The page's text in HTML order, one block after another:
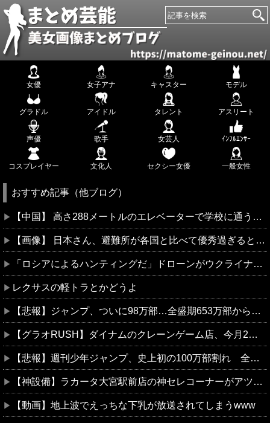
女優 女子アナ キャスター モデル
グラドル アイドル タレント アスリート
声優 歌手 女芸人 ｲﾝﾌﾙｴﾝｻｰ
コスプレイヤー 文化人 セクシー女優 一般女性
おすすめ記事（他ブログ）
【中国】 高さ288メートルのエレベーターで学校に通う雲南省の山地の子供たち 通学時間 3時間→30分に短縮
【画像】 日本さん、避難所が各国と比べて優秀過ぎると話題に
「ロシアによるハンティングだ」ドローンがウクライナの民間人を追い回して爆発…ゼレンスキー氏が非難！
レクサスの軽トラとかどうよ
【悲報】ジャンプ、ついに98万部…全盛期653万部からここまで落ちる
【グラオRUSH】ダイナムのクレーンゲーム店、今月2店舗目が富山県にグランドオープン決定
【悲報】週刊少年ジャンプ、史上初の100万部割れ 全盛期653万部から98万部に…紙の雑誌「100万部超え」が消滅
【神設備】ラカータ大宮駅前店の神セレコーナーがアツいと個人的に話題 半個室島+スマホミラーモニターを搭載
【動画】地上波でえっちな下乳が放送されてしまうwww